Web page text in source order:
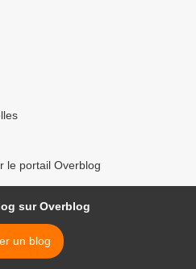
le portail Overblog
sur Overblog
un blog